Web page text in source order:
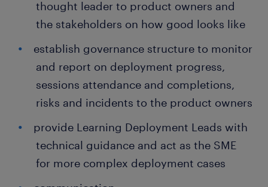
thought leader to product owners and
the stakeholders on how good looks like
establish governance structure to monitor
and report on deployment progress,
sessions attendance and completions,
risks and incidents to the product owners
provide Learning Deployment Leads with
technical guidance and act as the SME
for more complex deployment cases